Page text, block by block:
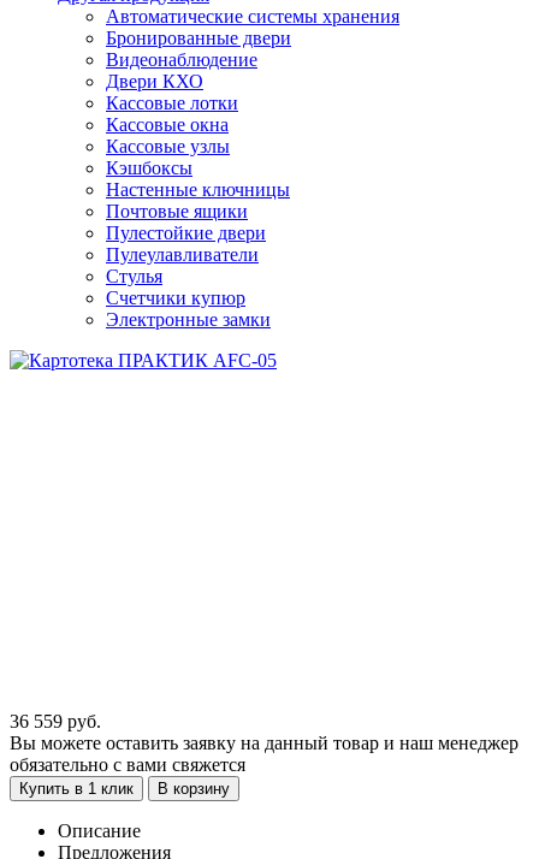
Автоматические системы хранения
Бронированные двери
Видеонаблюдение
Двери КХО
Кассовые лотки
Кассовые окна
Кассовые узлы
Кэшбоксы
Настенные ключницы
Почтовые ящики
Пулестойкие двери
Пулеулавливатели
Стулья
Счетчики купюр
Электронные замки
36 559 руб.
Вы можете оставить заявку на данный товар и наш менеджер
обязательно с вами свяжется
Купить в 1 клик В корзину
Описание
Предложения